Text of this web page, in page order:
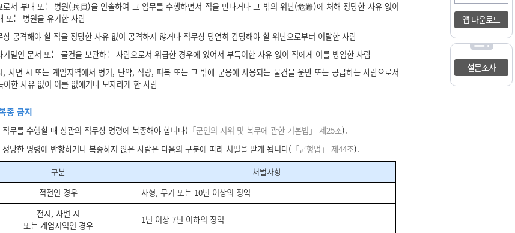
앱 다운로드
설문조사
로서 부대 또는 병원(兵員)을 인솔하여 그 임무를 수행하면서 적을 만나거나 그 밖의 위난(危難)에 처해 정당한 사유 없이
또는 병원을 유기한 사람
상 공격해야 할 적을 정당한 사유 없이 공격하지 않거나 직무상 당연히 감당해야 할 위난으로부터 이탈한 사람
기밀인 문서 또는 물건을 보관하는 사람으로서 위급한 경우에 있어서 부득이한 사유 없이 적에게 이를 방임한 사람
, 사변 시 또는 계엄지역에서 병기, 탄약, 식량, 피복 또는 그 밖에 군용에 사용되는 물건을 운반 또는 공급하는 사람으로서
이한 사유 없이 이를 없애거나 모자라게 한 사람
종 금지
직무를 수행할 때 상관의 직무상 명령에 복종해야 합니다( 「군인의 지위 및 복무에 관한 기본법」 제25조).
정당한 명령에 반항하거나 복종하지 않은 사람은 다음의 구분에 따라 처벌을 받게 됩니다( 「군형법」 제44조).
구분
처벌사항
적전인 경우
사형, 무기 또는 10년 이상의 징역
전시, 사변 시
또는 계엄지역인 경우
1년 이상 7년 이하의 징역